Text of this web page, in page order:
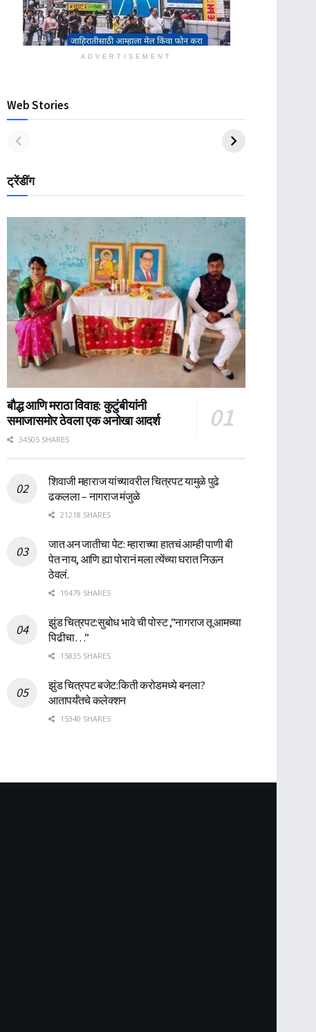
ADVERTISEMENT
Web Stories
ट्रेंडींग
बौद्ध आणि मराठा विवाह: कुटुंबीयांनी
समाजासमोर ठेवला एक अनोखा आदर्श
34505 SHARES
शिवाजी महाराज यांच्यावरील चित्रपट यामुळे पुढे
ढकलला – नागराज मंजुळे
21218 SHARES
जात अन जातीचा पेट: म्हाराच्या हातचं आम्ही पाणी बी
पेत नाय, आणि ह्या पोरानं मला त्येंच्या घरात निऊन
ठेवलं.
19479 SHARES
झुंड चित्रपट:सुबोध भावे ची पोस्ट ,”नागराज तू आमच्या
पिढीचा…”
15835 SHARES
झुंड चित्रपट बजेट:किती करोडमध्ये बनला?
आतापर्यँतचे कलेक्शन
15340 SHARES